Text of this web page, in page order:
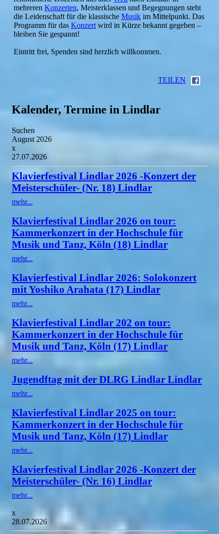
mehreren Konzerten, Meisterklassen und Begegnungen steht
die Leidenschaft für die klassische Musik im Mittelpunkt. Das
Programm für das Konzert wird in Kürze bekannt gegeben –
bleiben Sie gespannt!
Eintritt frei, Spenden sind herzlich willkommen.
TEILEN
Kalender, Termine in Lindlar
Suchen
August 2026
x
27.07.2026
Klavierfestival Lindlar 2026 -Konzert der
Meisterschüler- (Nr. 18) Lindlar
mehr...
Klavierfestival Lindlar 2026 on tour:
Kammerkonzert in der Hochschule für
Musik und Tanz, Köln (18) Lindlar
mehr...
Klavierfestival Lindlar 2026: Solokonzert
mit Yoshiko Arahata (17) Lindlar
mehr...
Klavierfestival Lindlar 202 on tour:
Kammerkonzert in der Hochschule für
Musik und Tanz, Köln (17) Lindlar
mehr...
Jugendftag mit der DLRG Lindlar Lindlar
mehr...
Klavierfestival Lindlar 2025 on tour:
Kammerkonzert in der Hochschule für
Musik und Tanz, Köln (17) Lindlar
mehr...
Klavierfestival Lindlar 2026 -Konzert der
Meisterschüler- (Nr. 16) Lindlar
mehr...
x
28.07.2026